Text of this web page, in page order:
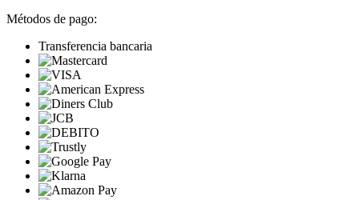
Métodos de pago:
Transferencia bancaria